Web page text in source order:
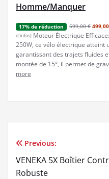
Homme/Manquer
17% de réduction 599,00 €
d’infos) Moteur Électrique
250W, ce vélo électrique atteint
garantissant des trajets fluides
montée de 15°, il permet de
more
Navigation
de
Previous:
VENEKA 5X Boîtier
Robuste